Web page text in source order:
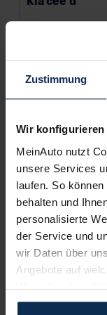
Zustimmung
Wir
MeinAuto nutzt
unsere Services
laufen. So
behalten und
personalisierte
der Service und
wir Daten über
Angebote auf
Wenn Sie das
und erlauben uns
60Monate •10.000
Anzahlung